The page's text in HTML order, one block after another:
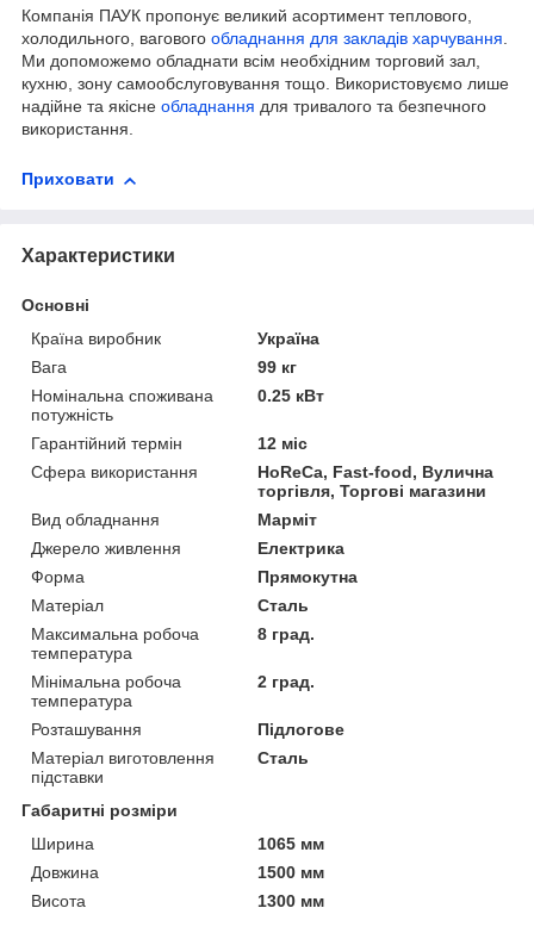
Компанія ПАУК пропонує великий асортимент теплового,
холодильного, вагового обладнання для закладів харчування.
Ми допоможемо обладнати всім необхідним торговий зал,
кухню, зону самообслуговування тощо. Використовуємо лише
надійне та якісне обладнання для тривалого та безпечного
використання.
Приховати
Характеристики
Основні
Країна виробник
Україна
Вага
99 кг
Номінальна споживана
потужність
0.25 кВт
Гарантійний термін
12 міс
Сфера використання
HoReCa, Fast-food, Вулична
торгівля, Торгові магазини
Вид обладнання
Марміт
Джерело живлення
Електрика
Форма
Прямокутна
Матеріал
Сталь
Максимальна робоча
температура
8 град.
Мінімальна робоча
температура
2 град.
Розташування
Підлогове
Матеріал виготовлення
підставки
Сталь
Габаритні розміри
Ширина
1065 мм
Довжина
1500 мм
Висота
1300 мм